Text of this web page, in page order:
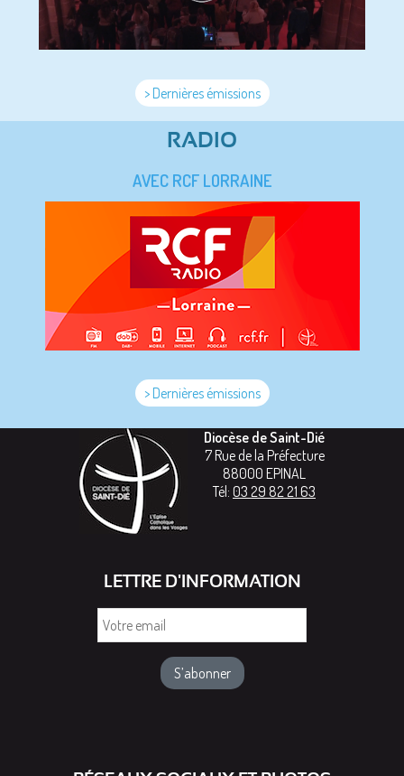
> Dernières émissions
RADIO
AVEC RCF LORRAINE
> Dernières émissions
Diocèse de Saint-Dié
7 Rue de la Préfecture
88000 EPINAL
Tél: 03 29 82 21 63
LETTRE D'INFORMATION